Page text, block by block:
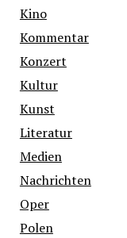
Kino
Kommentar
Konzert
Kultur
Kunst
Literatur
Medien
Nachrichten
Oper
Polen